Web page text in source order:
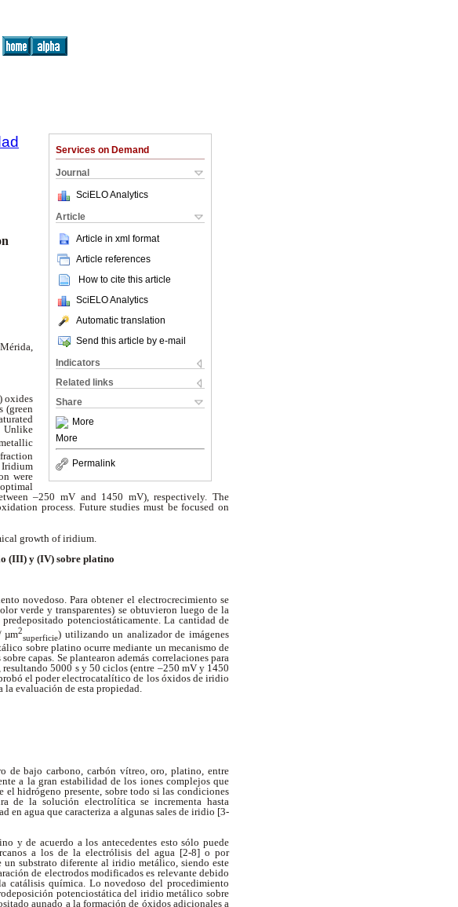
Services on Demand
Journal
SciELO Analytics
Article
Article in xml format
Article references
How to cite this article
SciELO Analytics
Automatic translation
Send this article by e-mail
Indicators
Related links
Share
More
More
Permalink
oxides
(green
Unlike
Iridium
were
–250 mV and 1450 mV), respectively. The
process. Future studies must be focused on
growth of iridium.
(III) y (IV) sobre platino
novedoso. Para obtener el electrocrecimiento se
verde y transparentes) se obtuvieron luego de la
potenciostáticamente. La cantidad de
µm2
superficie) utilizando un analizador de imágenes
sobre platino ocurre mediante un mecanismo de
capas. Se plantearon además correlaciones para
5000 s y 50 ciclos (entre –250 mV y 1450
el poder electrocatalítico de los óxidos de iridio
la evaluación de esta propiedad.
de bajo carbono, carbón vítreo, oro, platino, entre
a la gran estabilidad de los iones complejos que
hidrógeno presente, sobre todo si las condiciones
de la solución electrolítica se incrementa hasta
en agua que caracteriza a algunas sales de iridio [3-
y de acuerdo a los antecedentes esto sólo puede
a los de la electrólisis del agua [2-8] o por
substrato diferente al iridio metálico, siendo este
de electrodos modificados es relevante debido
catálisis química. Lo novedoso del procedimiento
potenciostática del iridio metálico sobre
aunado a la formación de óxidos adicionales a